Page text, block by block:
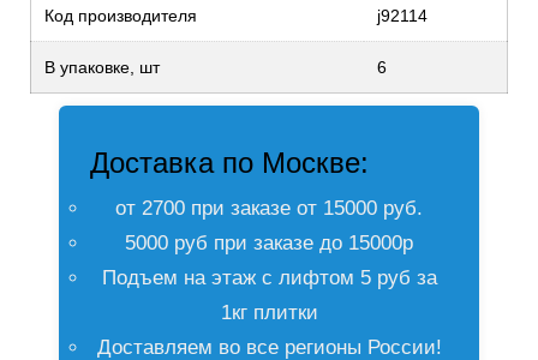
Код производителя j92114
В упаковке, шт 6
Доставка по Москве:
от 2700 при заказе от 15000 руб.
5000 руб при заказе до 15000р
Подъем на этаж с лифтом 5 руб за
1кг плитки
Доставляем во все регионы России!